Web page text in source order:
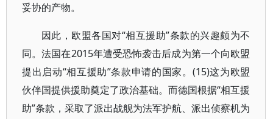
妥协的产物。
因此，欧盟各国对“相互援助”条款的兴趣颇为不
同。法国在2015年遭受恐怖袭击后成为第一个向欧盟
提出启动“相互援助”条款申请的国家。(15)这为欧盟
伙伴国提供援助奠定了政治基础。而德国根据“相互援
助”条款，采取了派出战舰为法军护航、派出侦察机为